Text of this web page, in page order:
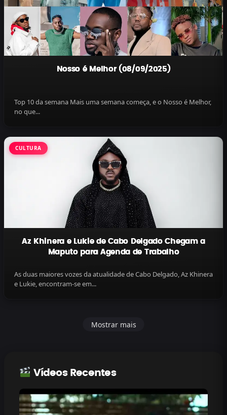
Nosso é Melhor (08/09/2025)
Top 10 da semana Mais uma semana começa, e o Nosso é Melhor,
no que...
CULTURA
Az Khinera e Lukie de Cabo Delgado Chegam a
Maputo para Agenda de Trabalho
As duas maiores vozes da atualidade de Cabo Delgado, Az Khinera
e Lukie, encontram-se em...
Mostrar mais
Vídeos Recentes